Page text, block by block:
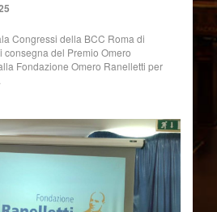
Congressi della BCC Roma di
del Premio Omero
Fondazione Omero Ranelletti per